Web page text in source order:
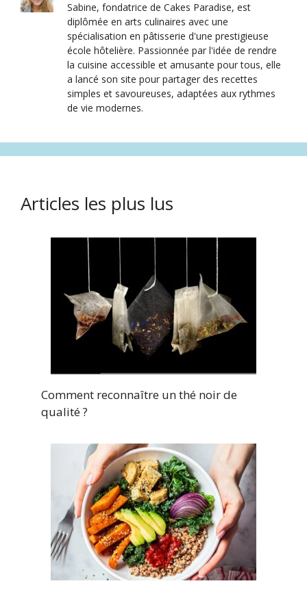
Sabine, fondatrice de Cakes Paradise, est
diplômée en arts culinaires avec une
spécialisation en pâtisserie d'une prestigieuse
école hôtelière. Passionnée par l'idée de rendre
la cuisine accessible et amusante pour tous, elle
a lancé son site pour partager des recettes
simples et savoureuses, adaptées aux rythmes
de vie modernes.
Articles les plus lus
Comment reconnaître un thé noir de
qualité ?